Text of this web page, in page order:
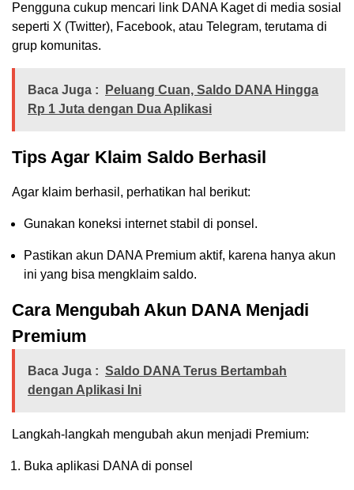
Pengguna cukup mencari link DANA Kaget di media sosial
seperti X (Twitter), Facebook, atau Telegram, terutama di
grup komunitas.
Baca Juga :
Peluang Cuan, Saldo DANA Hingga
Rp 1 Juta dengan Dua Aplikasi
Tips Agar Klaim Saldo Berhasil
Agar klaim berhasil, perhatikan hal berikut:
Gunakan koneksi internet stabil di ponsel.
Pastikan akun DANA Premium aktif, karena hanya akun
ini yang bisa mengklaim saldo.
Cara Mengubah Akun DANA Menjadi
Premium
Baca Juga : Saldo DANA Terus Bertambah
dengan Aplikasi Ini
Langkah-langkah mengubah akun menjadi Premium:
Buka aplikasi DANA di ponsel